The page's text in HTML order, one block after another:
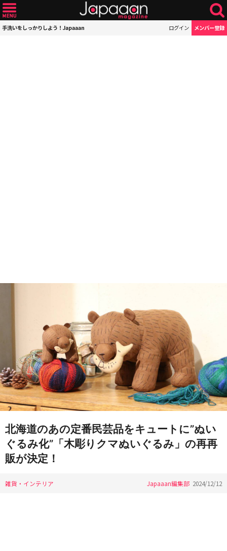
手洗いをしっかりしよう！Japaaan ログイン メンバー登録
北海道のあの定番民芸品をキュートに”ぬい
ぐるみ化”「木彫りクマぬいぐるみ」の再再
販が決定！
雑貨・インテリア Japaaan編集部 2024/12/12